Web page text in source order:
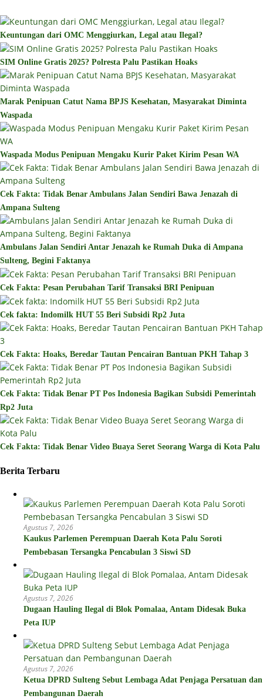
Keuntungan dari OMC Menggiurkan, Legal atau Ilegal?
SIM Online Gratis 2025? Polresta Palu Pastikan Hoaks
Marak Penipuan Catut Nama BPJS Kesehatan, Masyarakat Diminta
Waspada
Waspada Modus Penipuan Mengaku Kurir Paket Kirim Pesan WA
Cek Fakta: Tidak Benar Ambulans Jalan Sendiri Bawa Jenazah di
Ampana Sulteng
Ambulans Jalan Sendiri Antar Jenazah ke Rumah Duka di Ampana
Sulteng, Begini Faktanya
Cek Fakta: Pesan Perubahan Tarif Transaksi BRI Penipuan
Cek fakta: Indomilk HUT 55 Beri Subsidi Rp2 Juta
Cek Fakta: Hoaks, Beredar Tautan Pencairan Bantuan PKH Tahap 3
Cek Fakta: Tidak Benar PT Pos Indonesia Bagikan Subsidi Pemerintah
Rp2 Juta
Cek Fakta: Tidak Benar Video Buaya Seret Seorang Warga di Kota Palu
Berita Terbaru
Agustus 7, 2026
Kaukus Parlemen Perempuan Daerah Kota Palu Soroti
Pembebasan Tersangka Pencabulan 3 Siswi SD
Agustus 7, 2026
Dugaan Hauling Ilegal di Blok Pomalaa, Antam Didesak Buka
Peta IUP
Agustus 7, 2026
Ketua DPRD Sulteng Sebut Lembaga Adat Penjaga Persatuan dan
Pembangunan Daerah